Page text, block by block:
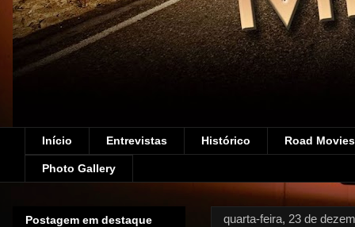
Início Entrevistas Histórico Road
Photo Gallery
quarta-feira, 23 de
Postagem em destaque